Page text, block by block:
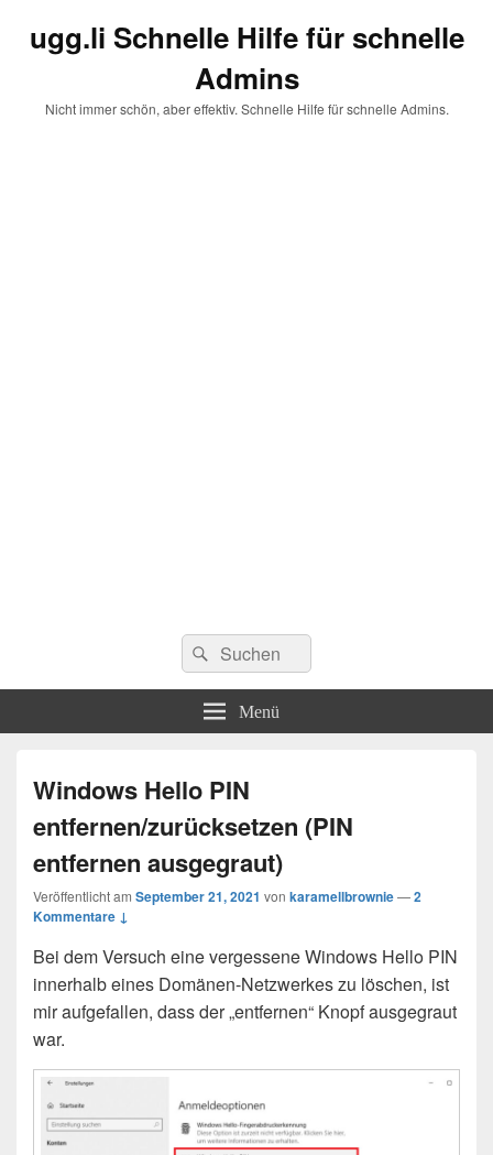
ugg.li Schnelle Hilfe für schnelle
Admins
Nicht immer schön, aber effektiv. Schnelle Hilfe für schnelle Admins.
Suchen
nach:
Suchen
Menü
Windows Hello PIN
entfernen/zurücksetzen (PIN
entfernen ausgegraut)
Veröffentlicht am September 21, 2021 von karamellbrownie—2
Kommentare ↓
Bei dem Versuch eine vergessene Windows Hello PIN
innerhalb eines Domänen-Netzwerkes zu löschen, ist
mir aufgefallen, dass der „entfernen“ Knopf ausgegraut
war.